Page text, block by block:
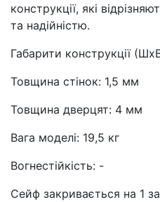
конструкції, які
та надійністю.
Габарити конструкції
Товщина стінок: 1,5 мм
Товщина дверцят: 4 мм
Вага моделі: 19,5 кг
Вогнестійкість: -
Сейф закривається на 1